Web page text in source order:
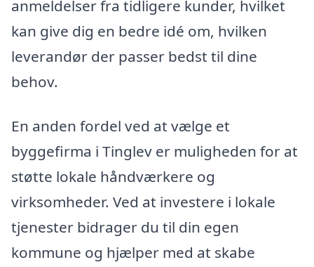
anmeldelser fra tidligere kunder, hvilket
kan give dig en bedre idé om, hvilken
leverandør der passer bedst til dine
behov.
En anden fordel ved at vælge et
byggefirma i Tinglev er muligheden for at
støtte lokale håndværkere og
virksomheder. Ved at investere i lokale
tjenester bidrager du til din egen
kommune og hjælper med at skabe